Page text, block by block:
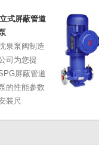
式屏蔽管道
泉泵阀制造
司为您提
屏蔽管道
的性能参数
装尺